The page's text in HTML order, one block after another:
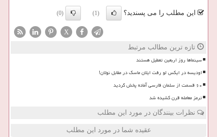
این مطلب را می پسندید؟ (1)
(0)
X
تازه ترین مطالب مرتبط
سینماها روز اربعین تعطیل هستند
اودیسه در ایکس لو رفت ایلان ماسک در مقابل نولان!
۶۰ قسمت از سلمان فارسی آماده پخش گردید
ترمز معامله قرن کشیده شد
نظرات بینندگان در مورد این مطلب
عقیده شما در مورد این مطلب